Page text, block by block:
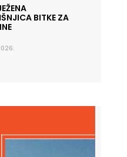
BITKE ZA